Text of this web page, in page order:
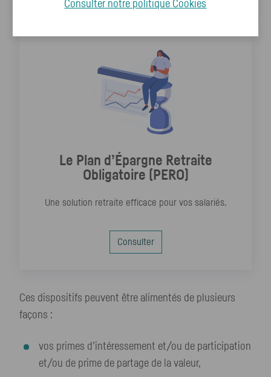
Le Plan d’Épargne Retraite
Obligatoire (PERO)
Une solution retraite efficace pour vos salariés.
Consulter
Ces dispositifs peuvent être alimentés de plusieurs
façons :
vos primes d’intéressement et/ou de participation
et/ou de prime de partage de la valeur,
Consulter notre politique Cookies